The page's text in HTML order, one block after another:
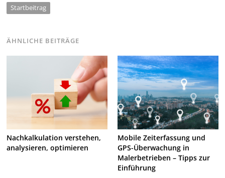
Startbeitrag
ÄHNLICHE BEITRÄGE
Nachkalkulation verstehen,
analysieren, optimieren
Mobile Zeiterfassung und
GPS-Überwachung in
Malerbetrieben – Tipps zur
Einführung